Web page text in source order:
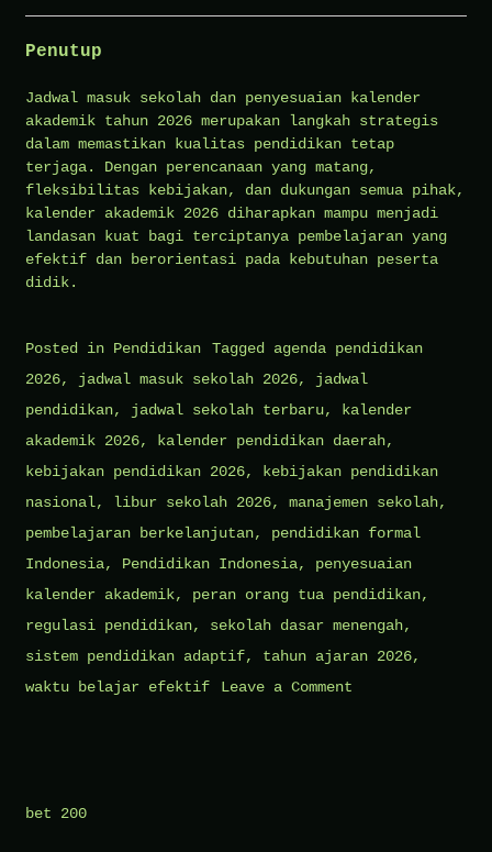
Penutup
Jadwal masuk sekolah dan penyesuaian kalender
akademik tahun 2026 merupakan langkah strategis
dalam memastikan kualitas pendidikan tetap
terjaga. Dengan perencanaan yang matang,
fleksibilitas kebijakan, dan dukungan semua pihak,
kalender akademik 2026 diharapkan mampu menjadi
landasan kuat bagi terciptanya pembelajaran yang
efektif dan berorientasi pada kebutuhan peserta
didik.
Posted in Pendidikan Tagged agenda pendidikan
2026, jadwal masuk sekolah 2026, jadwal
pendidikan, jadwal sekolah terbaru,
kalender
akademik 2026, kalender pendidikan daerah,
kebijakan pendidikan 2026,
kebijakan pendidikan
nasional, libur sekolah 2026, manajemen sekolah,
pembelajaran berkelanjutan, pendidikan formal
Indonesia, Pendidikan Indonesia, penyesuaian
kalender akademik, peran orang tua pendidikan,
regulasi pendidikan, sekolah dasar menengah,
sistem pendidikan adaptif, tahun ajaran 2026,
waktu belajar efektif
Leave a Comment
bet 200